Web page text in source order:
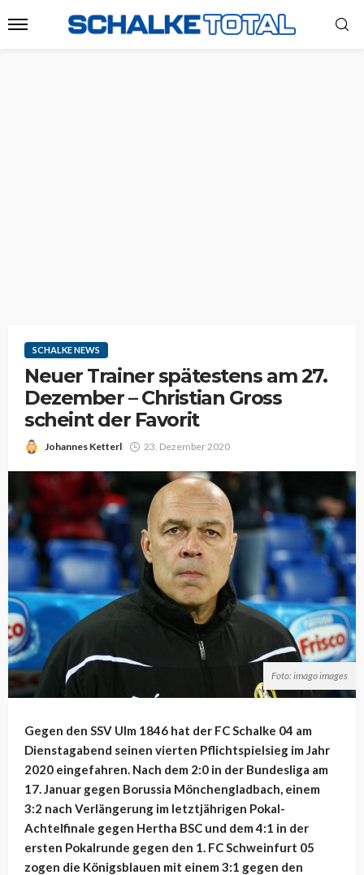
SCHALKE NEWS
Neuer Trainer spätestens am 27.
Dezember – Christian Gross
scheint der Favorit
Johannes Ketterl 23. Dezember 2020
Foto: imago images
Gegen den SSV Ulm 1846 hat der FC Schalke 04 am
Dienstagabend seinen vierten Pflichtspielsieg im Jahr
2020 eingefahren. Nach dem 2:0 in der Bundesliga am
17. Januar gegen Borussia Mönchengladbach, einem
3:2 nach Verlängerung im letztjährigen Pokal-
Achtelfinale gegen Hertha BSC und dem 4:1 in der
ersten Pokalrunde gegen den 1. FC Schweinfurt 05
zogen die Königsblauen mit einem 3:1 gegen den